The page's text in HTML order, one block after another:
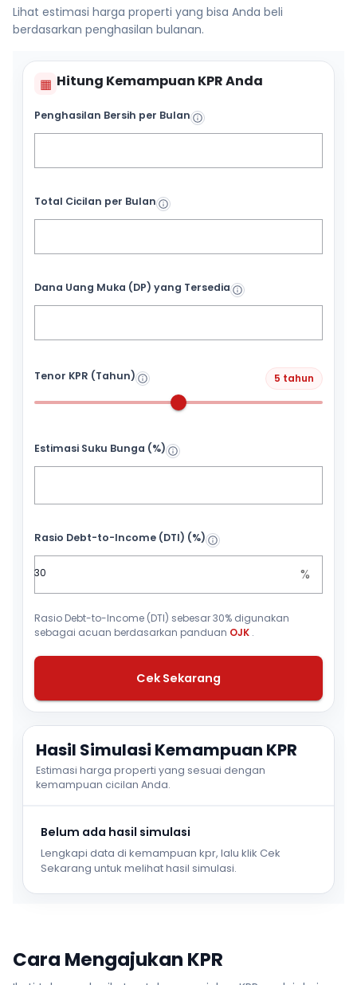
Lihat estimasi harga properti yang bisa Anda beli
berdasarkan penghasilan bulanan.
▦ Hitung Kemampuan KPR Anda
Penghasilan Bersih per Bulan
Total Cicilan per Bulan
Dana Uang Muka (DP) yang Tersedia
Tenor KPR (Tahun) 5 tahun
Estimasi Suku Bunga (%)
Rasio Debt-to-Income (DTI) (%)
%
Rasio Debt-to-Income (DTI) sebesar 30% digunakan
sebagai acuan berdasarkan panduan OJK .
Cek Sekarang
Hasil Simulasi Kemampuan KPR
Estimasi harga properti yang sesuai dengan
kemampuan cicilan Anda.
Belum ada hasil simulasi
Lengkapi data di kemampuan kpr, lalu klik Cek
Sekarang untuk melihat hasil simulasi.
Cara Mengajukan KPR